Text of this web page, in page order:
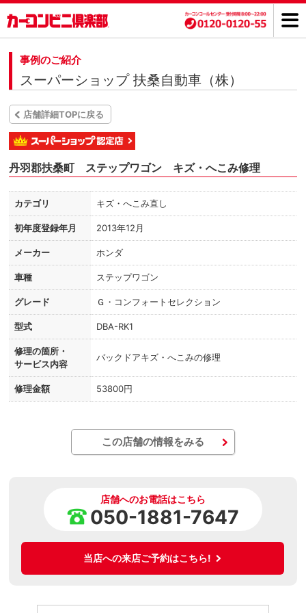
事例のご紹介
スーパーショップ 扶桑自動車（株）
店舗詳細TOPに戻る
丹羽郡扶桑町 ステップワゴン キズ・へこみ修理
カテゴリ キズ・へこみ直し
初年度登録年月 2013年12月
メーカー ホンダ
車種 ステップワゴン
グレード Ｇ・コンフォートセレクション
型式 DBA-RK1
修理の箇所・
サービス内容
バックドアキズ・へこみの修理
修理金額 53800円
この店舗の情報をみる
店舗へのお電話はこちら
050-1881-7647
当店への来店ご予約はこちら!